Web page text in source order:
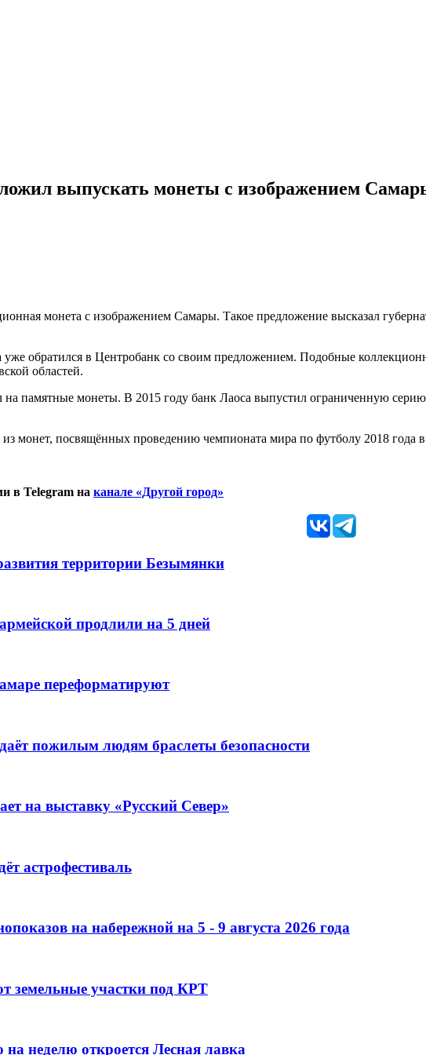
выпускать монеты с изображением
монета с изображением Самары. Такое предложение высказал
обратился в Центробанк со своим предложением. Подобные
областей.
памятные монеты. В 2015 году банк Лаоса выпустил ограниченную
из монет, посвящённых проведению чемпионата мира по футболу 2018 года
в Telegram на канале «Другой город»
территории Безымянки
продлили на 5 дней
переформатируют
пожилым людям браслеты безопасности
на выставку «Русский Север»
астрофестиваль
на набережной на 5 - 9 августа 2026 года
земельные участки под КРТ
на неделю откроется Лесная лавка